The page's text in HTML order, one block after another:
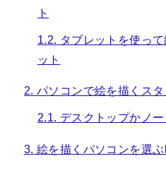
ト
1.2. タブレットを使っ
ット
2. パソコンで絵を描くス
2.1. デスクトップかノー
3. 絵を描くパソコンを選